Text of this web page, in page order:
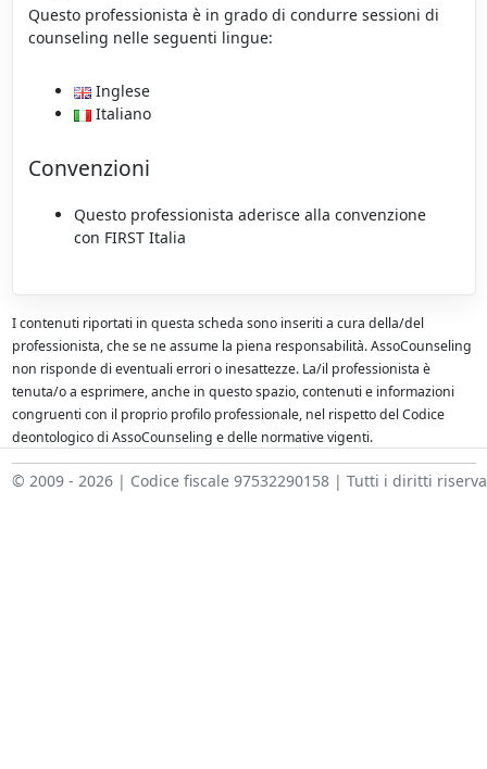
Questo professionista è in grado di condurre sessioni di
counseling nelle seguenti lingue:
Inglese
Italiano
Convenzioni
Questo professionista aderisce alla convenzione
con FIRST Italia
I contenuti riportati in questa scheda sono inseriti a cura della/del
professionista, che se ne assume la piena responsabilità. AssoCounseling
non risponde di eventuali errori o inesattezze. La/il professionista è
tenuta/o a esprimere, anche in questo spazio, contenuti e informazioni
congruenti con il proprio profilo professionale, nel rispetto del Codice
deontologico di AssoCounseling e delle normative vigenti.
© 2009 - 2026 | Codice fiscale 97532290158 | Tutti i diritti